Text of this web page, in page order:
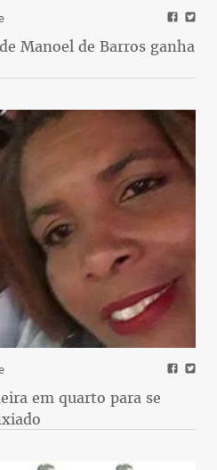
Manoel de Barros ganha
em quarto para se